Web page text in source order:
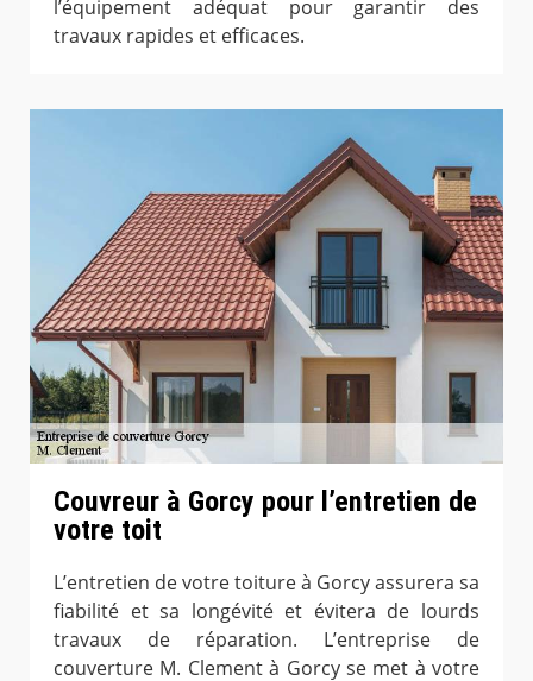
l’équipement adéquat pour garantir des
travaux rapides et efficaces.
Couvreur à Gorcy pour l’entretien de
votre toit
L’entretien de votre toiture à Gorcy assurera sa
fiabilité et sa longévité et évitera de lourds
travaux de réparation. L’entreprise de
couverture M. Clement à Gorcy se met à votre